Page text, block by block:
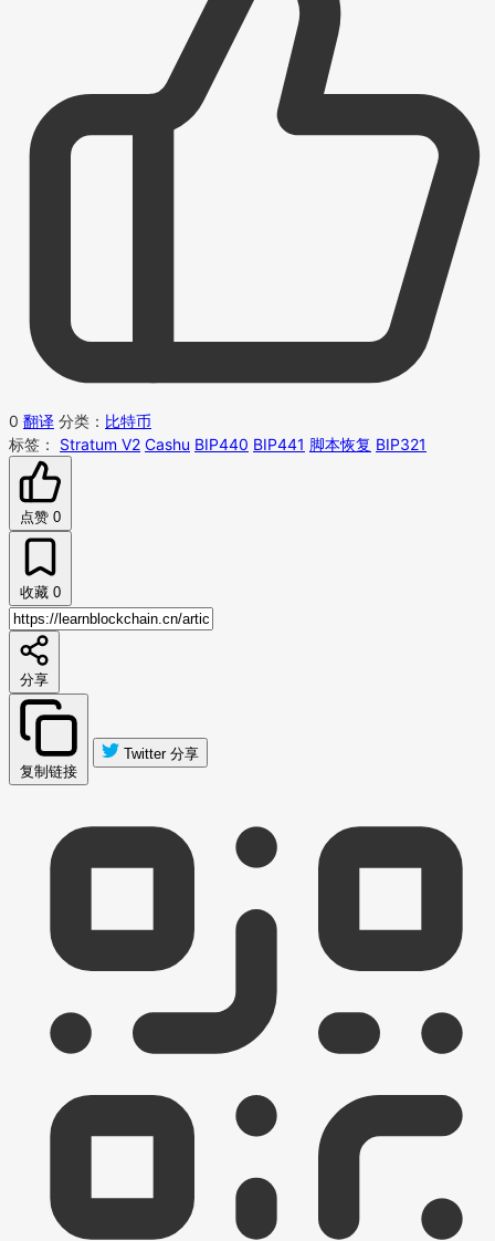
0 翻译 分类： 比特币
标签：
Stratum V2 Cashu BIP440 BIP441 脚本恢复 BIP321
点赞 0
收藏 0
分享
复制链接
Twitter 分享